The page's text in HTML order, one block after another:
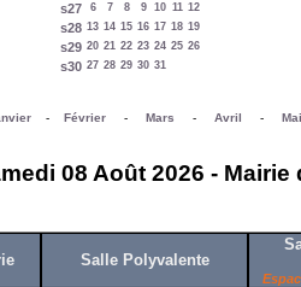
s27 6 7 8 9 10 11 12
s28 13 14 15 16 17 18 19
s29 20 21 22 23 24 25 26
s30 27 28 29 30 31
- Février- Mars - Avril - Mai
08 Août 2026 -
Salle Polyvalente